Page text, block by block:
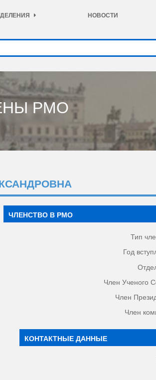
НОВОСТИ
РМО
ЧЛЕНСТВО В РМО
Тип
Год
Член Ученого
Член
Член
КОНТАКТНЫЕ ДАННЫЕ